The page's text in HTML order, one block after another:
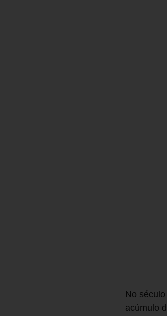
No
acúmulo